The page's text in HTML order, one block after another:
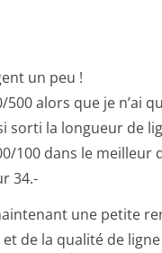
un peu !
alors que je n’ai
sorti la longueur de
100 dans le meilleur
34.-
une petite
de la qualité de